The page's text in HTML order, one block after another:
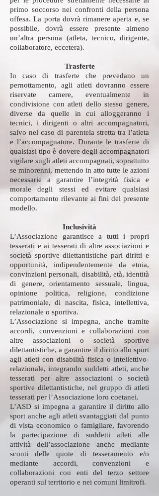
primo soccorso nei confronti della persona
offesa. La porta dovrà rimanere aperta e, se
possibile, dovrà essere presente almeno
un’altra persona (atleta, tecnico, dirigente,
collaboratore, eccetera).
Trasferte
In caso di trasferte che prevedano un
pernottamento, agli atleti dovranno essere
riservate camere, eventualmente in
condivisione con atleti dello stesso genere,
diverse da quelle in cui alloggeranno i
tecnici, i dirigenti o altri accompagnatori,
salvo nel caso di parentela stretta tra l’atleta
e l’accompagnatore. Durante le trasferte di
qualsiasi tipo è dovere degli accompagnatori
vigilare sugli atleti accompagnati, soprattutto
se minorenni, mettendo in atto tutte le azioni
necessarie a garantire l’integrità fisica e
morale degli stessi ed evitare qualsiasi
comportamento rilevante ai fini del presente
modello.
Inclusività
L’Associazione garantisce a tutti i propri
tesserati e ai tesserati di altre associazioni e
società sportive dilettantistiche pari diritti e
opportunità, indipendentemente da etnia,
convinzioni personali, disabilità, età, identità
di genere, orientamento sessuale, lingua,
opinione politica, religione, condizione
patrimoniale, di nascita, fisica, intellettiva,
relazionale o sportiva.
L’Associazione si impegna, anche tramite
accordi, convenzioni e collaborazioni con
altre associazioni o società sportive
dilettantistiche, a garantire il diritto allo sport
agli atleti con disabilità fisica o intellettivo-
relazionale, integrando suddetti atleti, anche
tesserati per altre associazioni o società
sportive dilettantistiche, nel gruppo di atleti
tesserati per l’Associazione loro coetanei.
L’ASD si impegna a garantire il diritto allo
sport anche agli atleti svantaggiati dal punto
di vista economico o famigliare, favorendo
la partecipazione di suddetti atleti alle
attività dell’associazione anche mediante
sconti delle quote di tesseramento e/o
mediante accordi, convenzioni e
collaborazioni con enti del terzo settore
operanti sul territorio e nei comuni limitrofi.